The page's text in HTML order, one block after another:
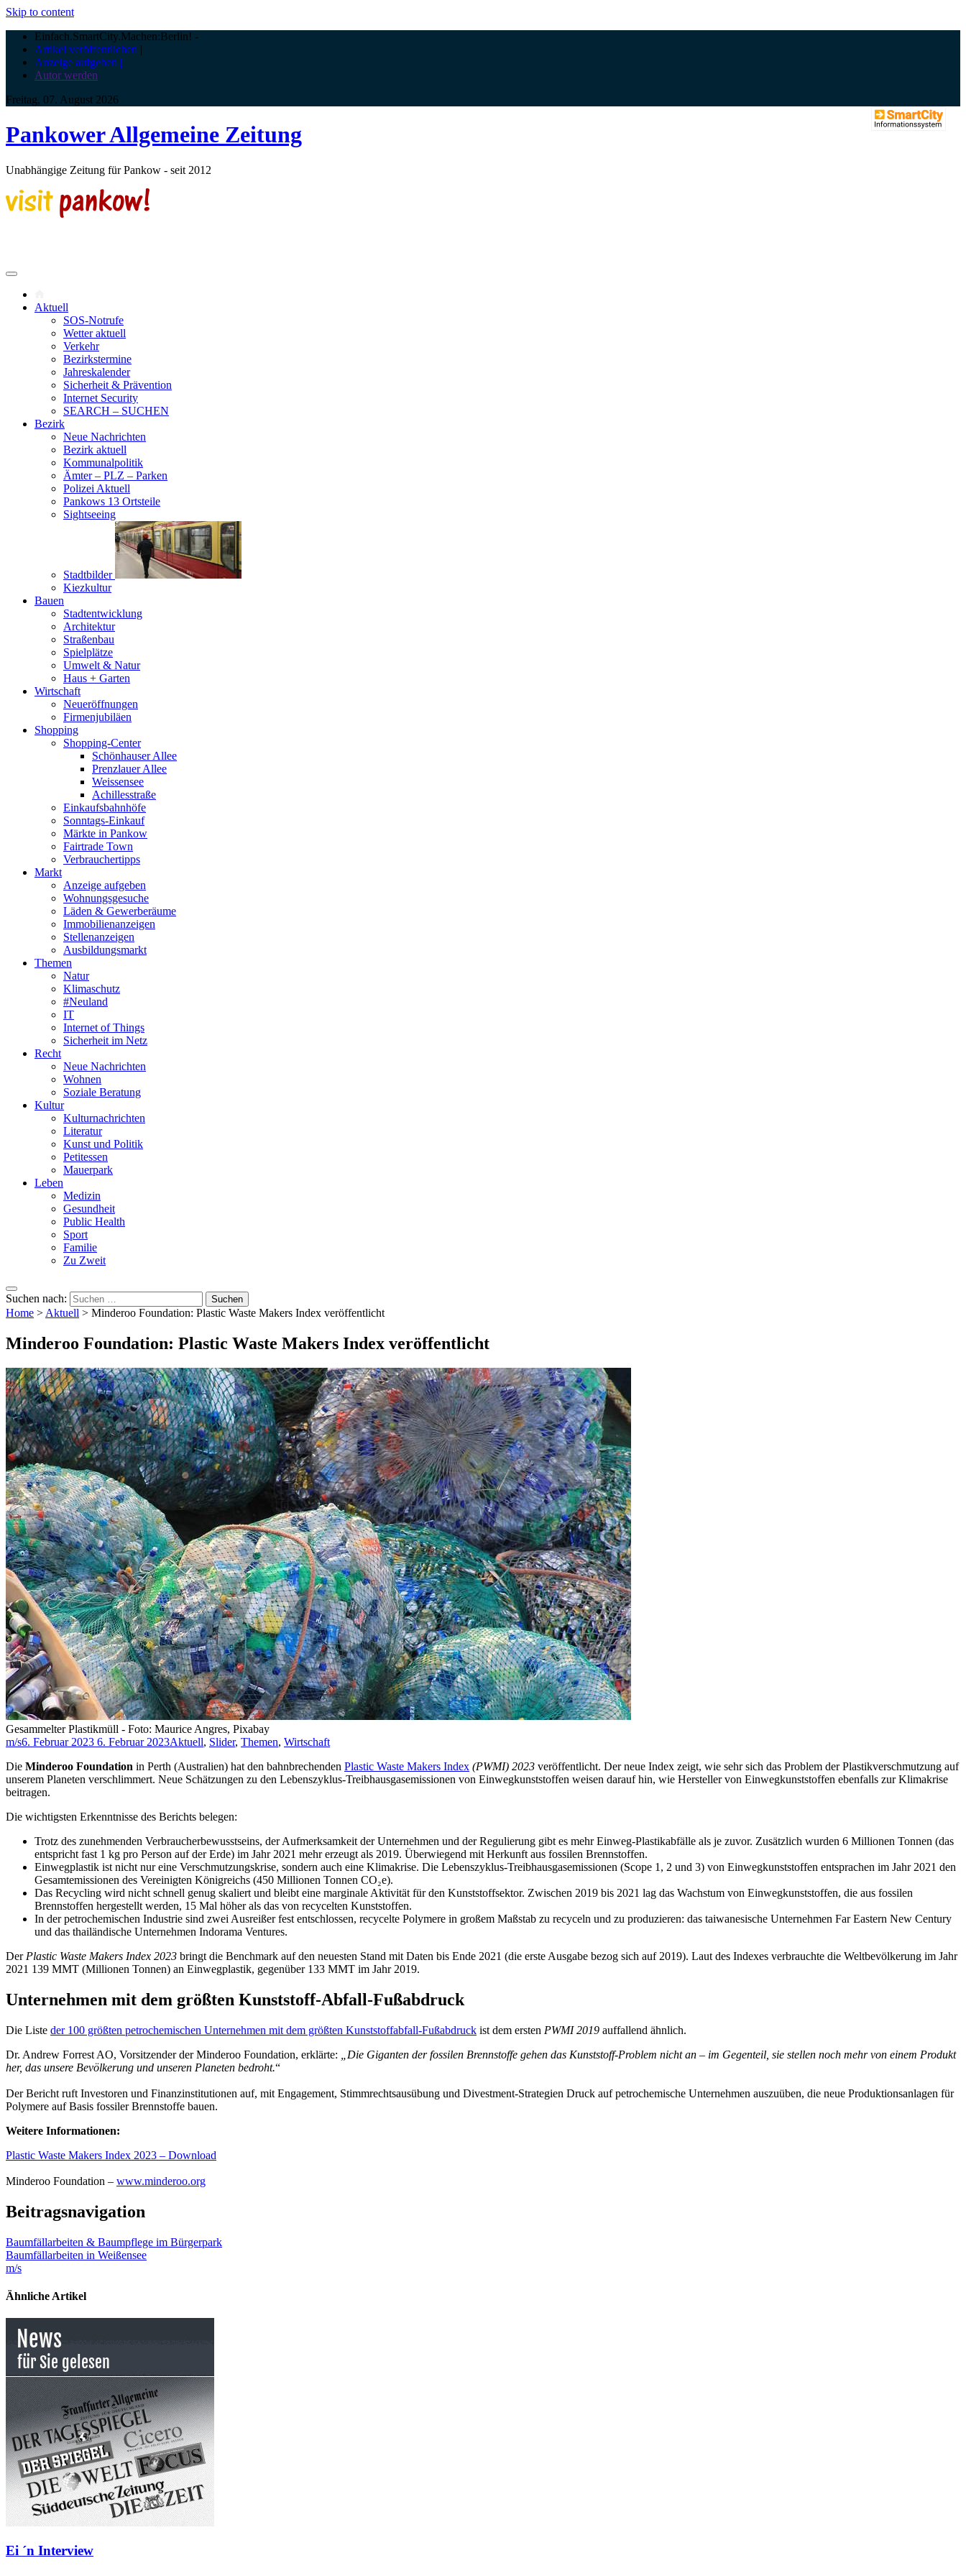
Skip to content
Einfach.SmartCity.Machen:Berlin! -
Artikel veröffentlichen |
Anzeige aufgeben |
Autor werden
Freitag, 07. August 2026
Pankower Allgemeine Zeitung
Unabhängige Zeitung für Pankow - seit 2012
Aktuell
SOS-Notrufe
Wetter aktuell
Verkehr
Bezirkstermine
Jahreskalender
Sicherheit & Prävention
Internet Security
SEARCH – SUCHEN
Bezirk
Neue Nachrichten
Bezirk aktuell
Kommunalpolitik
Ämter – PLZ – Parken
Polizei Aktuell
Pankows 13 Ortsteile
Sightseeing
Stadtbilder
Kiezkultur
Bauen
Stadtentwicklung
Architektur
Straßenbau
Spielplätze
Umwelt & Natur
Haus + Garten
Wirtschaft
Neueröffnungen
Firmenjubiläen
Shopping
Shopping-Center
Schönhauser Allee
Prenzlauer Allee
Weissensee
Achillesstraße
Einkaufsbahnhöfe
Sonntags-Einkauf
Märkte in Pankow
Fairtrade Town
Verbrauchertipps
Markt
Anzeige aufgeben
Wohnungsgesuche
Läden & Gewerberäume
Immobilienanzeigen
Stellenanzeigen
Ausbildungsmarkt
Themen
Natur
Klimaschutz
#Neuland
IT
Internet of Things
Sicherheit im Netz
Recht
Neue Nachrichten
Wohnen
Soziale Beratung
Kultur
Kulturnachrichten
Literatur
Kunst und Politik
Petitessen
Mauerpark
Leben
Medizin
Gesundheit
Public Health
Sport
Familie
Zu Zweit
Suchen nach:
Home >Aktuell > Minderoo Foundation: Plastic Waste Makers Index veröffentlicht
Minderoo Foundation: Plastic Waste Makers Index veröffentlicht
Gesammelter Plastikmüll - Foto: Maurice Angres, Pixabay
m/s6. Februar 2023 6. Februar 2023Aktuell, Slider, Themen, Wirtschaft
Die Minderoo Foundation in Perth (Australien) hat den bahnbrechenden Plastic Waste Makers Index (PWMI) 2023 veröffentlicht. Der neue Index zeigt, wie sehr sich das Problem der Plastikverschmutzung auf
unserem Planeten verschlimmert. Neue Schätzungen zu den Lebenszyklus-Treibhausgasemissionen von Einwegkunststoffen weisen darauf hin, wie Hersteller von Einwegkunststoffen ebenfalls zur Klimakrise
beitragen.
Die wichtigsten Erkenntnisse des Berichts belegen:
Trotz des zunehmenden Verbraucherbewusstseins, der Aufmerksamkeit der Unternehmen und der Regulierung gibt es mehr Einweg-Plastikabfälle als je zuvor. Zusätzlich wurden 6 Millionen Tonnen (das
entspricht fast 1 kg pro Person auf der Erde) im Jahr 2021 mehr erzeugt als 2019. Überwiegend mit Herkunft aus fossilen Brennstoffen.
Einwegplastik ist nicht nur eine Verschmutzungskrise, sondern auch eine Klimakrise. Die Lebenszyklus-Treibhausgasemissionen (Scope 1, 2 und 3) von Einwegkunststoffen entsprachen im Jahr 2021 den
Gesamtemissionen des Vereinigten Königreichs (450 Millionen Tonnen CO₂e).
Das Recycling wird nicht schnell genug skaliert und bleibt eine marginale Aktivität für den Kunststoffsektor. Zwischen 2019 bis 2021 lag das Wachstum von Einwegkunststoffen, die aus fossilen
Brennstoffen hergestellt werden, 15 Mal höher als das von recycelten Kunststoffen.
In der petrochemischen Industrie sind zwei Ausreißer fest entschlossen, recycelte Polymere in großem Maßstab zu recyceln und zu produzieren: das taiwanesische Unternehmen Far Eastern New Century
und das thailändische Unternehmen Indorama Ventures.
Der Plastic Waste Makers Index 2023 bringt die Benchmark auf den neuesten Stand mit Daten bis Ende 2021 (die erste Ausgabe bezog sich auf 2019). Laut des Indexes verbrauchte die Weltbevölkerung im Jahr
2021 139 MMT (Millionen Tonnen) an Einwegplastik, gegenüber 133 MMT im Jahr 2019.
Unternehmen mit dem größten Kunststoff-Abfall-Fußabdruck
Die Liste der 100 größten petrochemischen Unternehmen mit dem größten Kunststoffabfall-Fußabdruck ist dem ersten PWMI 2019 auffallend ähnlich.
Dr. Andrew Forrest AO, Vorsitzender der Minderoo Foundation, erklärte:
„Die Giganten der fossilen Brennstoffe gehen das Kunststoff-Problem nicht an – im Gegenteil, sie stellen noch mehr von einem Produkt
her, das unsere Bevölkerung und unseren Planeten bedroht.“
Der Bericht ruft Investoren und Finanzinstitutionen auf, mit Engagement, Stimmrechtsausübung und Divestment-Strategien Druck auf petrochemische Unternehmen auszuüben, die neue Produktionsanlagen für
Polymere auf Basis fossiler Brennstoffe bauen.
Weitere Informationen:
Plastic Waste Makers Index 2023 – Download
Minderoo Foundation – www.minderoo.org
Beitragsnavigation
Baumfällarbeiten & Baumpflege im Bürgerpark
Baumfällarbeiten in Weißensee
m/s
Ähnliche Artikel
Ei ´n Interview